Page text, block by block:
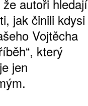
autoři hledají
jak činili kdysi
Vojtěcha
který
jen